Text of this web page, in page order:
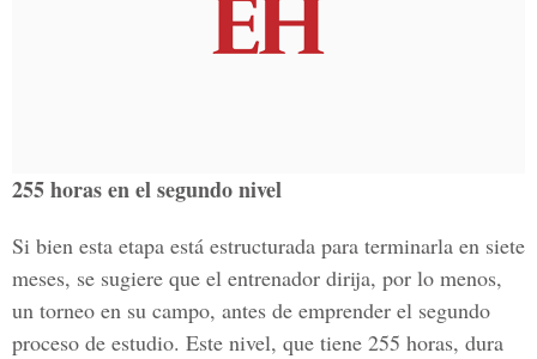
255 horas en el segundo nivel
Si bien esta etapa está estructurada para terminarla en siete
meses, se sugiere que el entrenador dirija, por lo menos,
un torneo en su campo, antes de emprender el segundo
proceso de estudio. Este nivel, que tiene 255 horas, dura